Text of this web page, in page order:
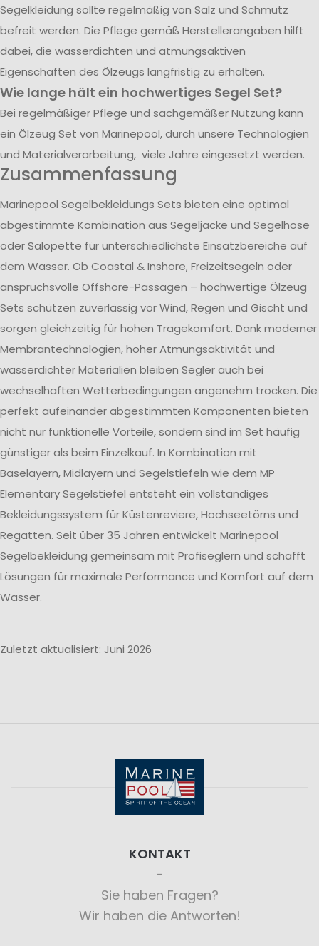
Segelkleidung sollte regelmäßig von Salz und Schmutz
befreit werden. Die Pflege gemäß Herstellerangaben hilft
dabei, die wasserdichten und atmungsaktiven
Eigenschaften des Ölzeugs langfristig zu erhalten.
Wie lange hält ein hochwertiges Segel Set?
Bei regelmäßiger Pflege und sachgemäßer Nutzung kann
ein Ölzeug Set von Marinepool, durch unsere Technologien
und Materialverarbeitung, viele Jahre eingesetzt werden.
Zusammenfassung
Marinepool Segelbekleidungs Sets bieten eine optimal
abgestimmte Kombination aus Segeljacke und Segelhose
oder Salopette für unterschiedlichste Einsatzbereiche auf
dem Wasser. Ob Coastal & Inshore, Freizeitsegeln oder
anspruchsvolle Offshore-Passagen – hochwertige Ölzeug
Sets schützen zuverlässig vor Wind, Regen und Gischt und
sorgen gleichzeitig für hohen Tragekomfort. Dank moderner
Membrantechnologien, hoher Atmungsaktivität und
wasserdichter Materialien bleiben Segler auch bei
wechselhaften Wetterbedingungen angenehm trocken. Die
perfekt aufeinander abgestimmten Komponenten bieten
nicht nur funktionelle Vorteile, sondern sind im Set häufig
günstiger als beim Einzelkauf. In Kombination mit
Baselayern, Midlayern und Segelstiefeln wie dem MP
Elementary Segelstiefel entsteht ein vollständiges
Bekleidungssystem für Küstenreviere, Hochseetörns und
Regatten. Seit über 35 Jahren entwickelt Marinepool
Segelbekleidung gemeinsam mit Profiseglern und schafft
Lösungen für maximale Performance und Komfort auf dem
Wasser.
Zuletzt aktualisiert: Juni 2026
KONTAKT
Sie haben Fragen?
Wir haben die Antworten!